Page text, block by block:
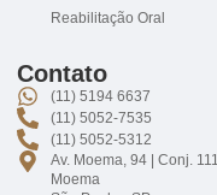
Reabilitação Oral
Contato
(11) 5194 6637
(11) 5052-7535
(11) 5052-5312
Av. Moema, 94 | Conj. 111
Moema